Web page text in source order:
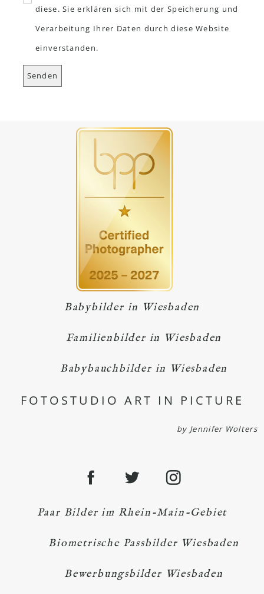
diese. Sie erklären sich mit der Speicherung und
Verarbeitung Ihrer Daten durch diese Website
einverstanden.
Babybilder in Wiesbaden
Familienbilder in Wiesbaden
Babybauchbilder in Wiesbaden
FOTOSTUDIO ART IN PICTURE
by Jennifer Wolters
Paar Bilder im Rhein-Main-Gebiet
Biometrische Passbilder Wiesbaden
Bewerbungsbilder Wiesbaden